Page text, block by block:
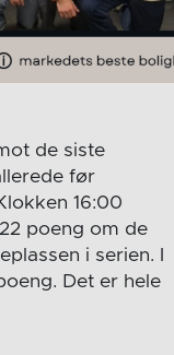
de siste
før
16:00
poeng om de
i serien. I
Det er hele